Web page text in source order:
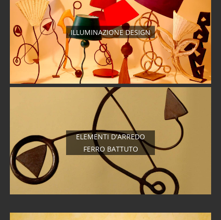
ILLUMINAZIONE DESIGN
ELEMENTI D'ARREDO
FERRO BATTUTO